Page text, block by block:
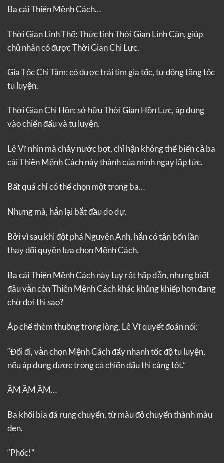
Ba cái Thiên Mệnh Cách…
Thời Gian Linh Thể: Thức tỉnh Thời Gian Linh Căn, giúp
chủ nhân có được Thời Gian Chi Lực.
Gia Tốc Chi Tâm: có được trái tim gia tốc, tự động tăng tốc
tu luyện.
Thời Gian Chi Hồn: sở hữu Thời Gian Hồn Lực, áp dụng
vào chiến đấu và tu luyện.
Lê Vĩ nhìn mà chảy nước bọt, chỉ hận không thể biến cả ba
cái Thiên Mệnh Cách này thành của mình ngay lập tức.
Bất quá chỉ có thể chọn một trong ba…
Nhưng mà, hắn lại bắt đầu do dự.
Bởi vì sau khi đột phá Nguyên Anh, hắn có tận bốn lần
thay đổi quyền lựa chọn Mệnh Cách.
Ba cái Thiên Mệnh Cách này tuy rất hấp dẫn, nhưng biết
đâu vẫn còn Thiên Mệnh Cách khác khủng khiếp hơn đang
chờ đợi thì sao?
Áp chế thèm thuồng trong lòng, Lê Vĩ quyết đoán nói:
“Đổi đi, vẫn chọn Mệnh Cách đẩy nhanh tốc độ tu luyện,
nếu áp dụng được trong cả chiến đấu thì càng tốt.”
ẦM ẦM ẦM…
Ba khối bia đá rung chuyển, từ màu đỏ chuyển thành màu
đen.
“Phốc!”